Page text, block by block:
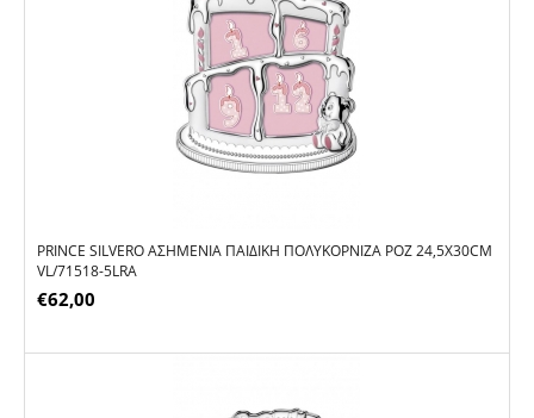
PRINCE SILVERO ΑΣΗΜΈΝΙΑ ΠΑΙΔΙΚΉ ΠΟΛΥΚΟΡΝΊΖΑ ΡΟΖ 24,5X30CM
VL/71518-5LRA
€62,00